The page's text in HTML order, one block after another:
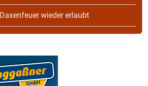
Daxenfeuer wieder erlaubt